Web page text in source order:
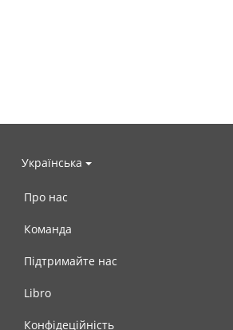
Українська
Про нас
Команда
Підтримайте нас
Libro
Конфідеційність